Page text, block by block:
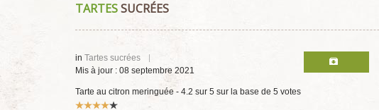
TARTESSUCRÉES
in Tartes sucrées
Mis à jour : 08 septembre 2021
Tarte au citron meringuée - 4.2 sur 5 sur la base de 5 votes
Vote